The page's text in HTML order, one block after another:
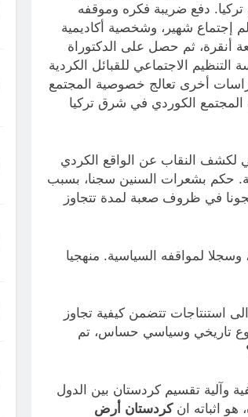
تركيا. دفع ضريبة فكره وموقفه
شهير، وشخصية أكاديمية
البكالريوس في العلوم السياسية عام 1962 من جامعة أنقرة، ثم حصل على الدكتوراة
“دراسة التنظيم الاجتماعي للقبائل الكردية
أخرى تعالج خصوصية المجتمع
الكوردي في شرق تركيا
لكشف النقاب عن الواقع الكردي
حكم بشعرات السنين سجنا، بسبب
في ظروف صعبة لمدة تتجاوز
وسجلا لمواقفه السياسية. منهجيا
استنتاجات تتضمن كيفية تجاوز
موضوع تاريخي وسياسي حساس، تم
وآلية تقسيم كردستان بين الدول
هو اثباته انكردستان أرض